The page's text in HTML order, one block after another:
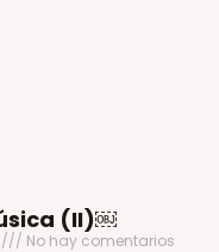
(II)￼
No hay comentarios